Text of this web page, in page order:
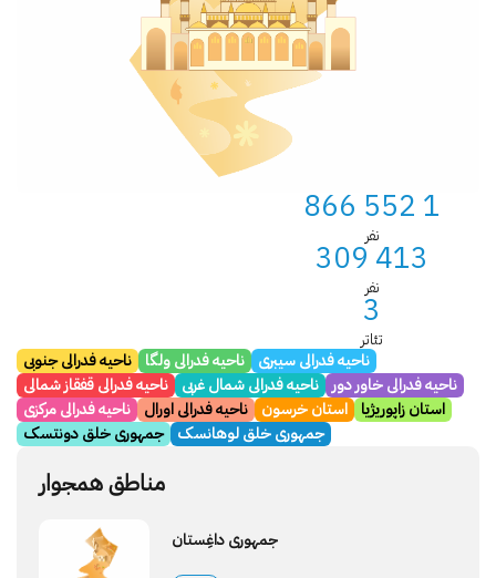
1 552 866
نفر
413 309
نفر
3
تئاتر
ناحیه فدرالی جنوبی ناحیه فدرالی ولگا
ناحیه فدرالی سیبری
ناحیه فدرالی قفقاز شمالی
ناحیه فدرالی شمال غربی ناحیه فدرالی خاور دور
ناحیه فدرالی مرکزی
ناحیه فدرالی اورال استان خرسون
استان زاپوریژیا
جمهوری خلق دونتسک
جمهوری خلق لوهانسک
مناطق همجوار
جمهوری داغِستان